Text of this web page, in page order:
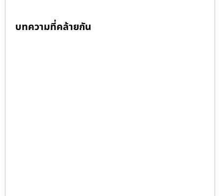
บทความที่คล้ายกัน